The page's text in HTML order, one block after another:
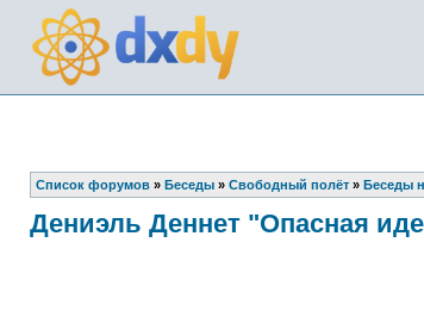
Список форумов » Беседы » Свободный полёт » Беседы
Дениэль Деннет "Опасная